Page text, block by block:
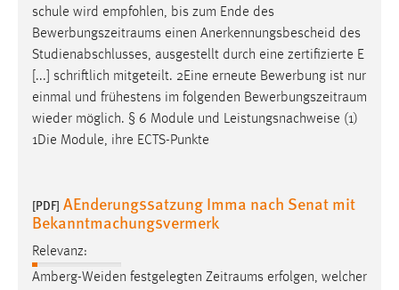
schule wird empfohlen, bis zum Ende des
Bewerbungszeitraums einen Anerkennungsbescheid des
Studienabschlusses, ausgestellt durch eine zertifizierte E
[...] schriftlich mitgeteilt. 2Eine erneute Bewerbung ist nur
einmal und frühestens im folgenden Bewerbungszeitraum
wieder möglich. § 6 Module und Leistungsnachweise (1)
1Die Module, ihre ECTS-Punkte
[PDF] AEnderungssatzung Imma nach Senat mit
Bekanntmachungsvermerk
Relevanz:
Amberg-Weiden festgelegten Zeitraums erfolgen, welcher